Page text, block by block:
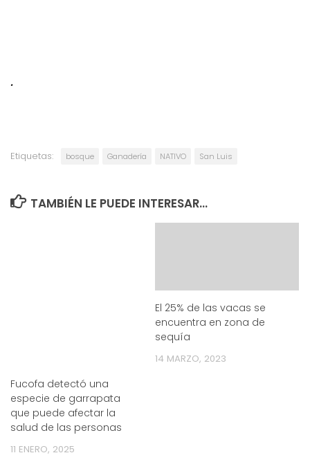
.
Etiquetas: bosque Ganadería NATIVO San Luis
TAMBIÉN LE PUEDE INTERESAR...
Fucofa detectó una
especie de garrapata
que puede afectar la
salud de las personas
11 ENERO, 2025
El 25% de las vacas se
encuentra en zona de
sequía
14 MARZO, 2023